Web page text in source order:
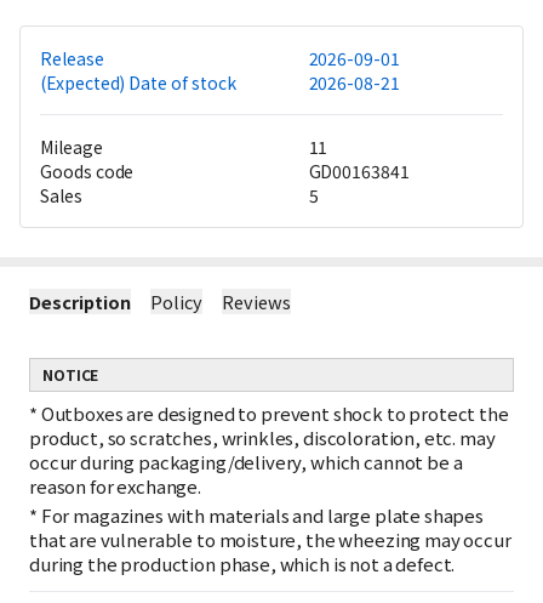
Release
2026-09-01
(Expected) Date of stock
2026-08-21
Mileage
11
Goods code
GD00163841
Sales
5
Description Policy Reviews
NOTICE
*Outboxes are designed to prevent shock to protect the
product, so scratches, wrinkles, discoloration, etc. may
occur during packaging/delivery, which cannot be a
reason for exchange.
* For magazines with materials and large plate shapes
that are vulnerable to moisture, the wheezing may occur
during the production phase, which is not a defect.